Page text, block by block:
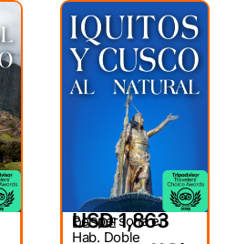
DESDE
USD 1,863
Por persona en
Hab. Doble